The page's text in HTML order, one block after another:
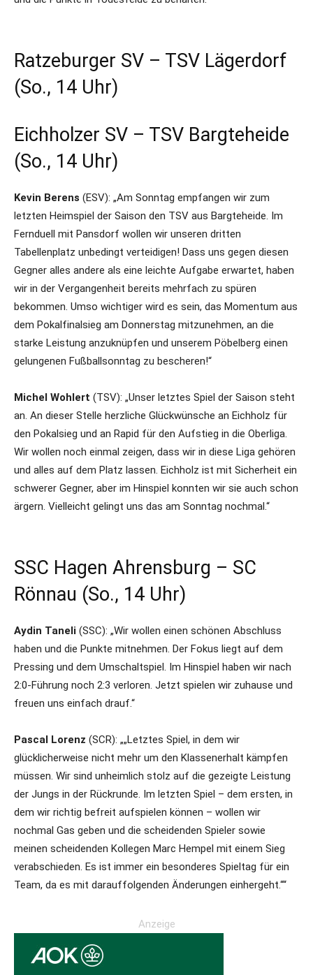
Ratzeburger SV – TSV Lägerdorf
(So., 14 Uhr)
Eichholzer SV – TSV Bargteheide
(So., 14 Uhr)
Kevin Berens (ESV): „Am Sonntag empfangen wir zum
letzten Heimspiel der Saison den TSV aus Bargteheide. Im
Fernduell mit Pansdorf wollen wir unseren dritten
Tabellenplatz unbedingt verteidigen! Dass uns gegen diesen
Gegner alles andere als eine leichte Aufgabe erwartet, haben
wir in der Vergangenheit bereits mehrfach zu spüren
bekommen. Umso wichtiger wird es sein, das Momentum aus
dem Pokalfinalsieg am Donnerstag mitzunehmen, an die
starke Leistung anzuknüpfen und unserem Pöbelberg einen
gelungenen Fußballsonntag zu bescheren!“
Michel Wohlert (TSV): „Unser letztes Spiel der Saison steht
an. An dieser Stelle herzliche Glückwünsche an Eichholz für
den Pokalsieg und an Rapid für den Aufstieg in die Oberliga.
Wir wollen noch einmal zeigen, dass wir in diese Liga gehören
und alles auf dem Platz lassen. Eichholz ist mit Sicherheit ein
schwerer Gegner, aber im Hinspiel konnten wir sie auch schon
ärgern. Vielleicht gelingt uns das am Sonntag nochmal.“
SSC Hagen Ahrensburg – SC
Rönnau (So., 14 Uhr)
Aydin Taneli (SSC): „Wir wollen einen schönen Abschluss
haben und die Punkte mitnehmen. Der Fokus liegt auf dem
Pressing und dem Umschaltspiel. Im Hinspiel haben wir nach
2:0-Führung noch 2:3 verloren. Jetzt spielen wir zuhause und
freuen uns einfach drauf.“
Pascal Lorenz (SCR): „„Letztes Spiel, in dem wir
glücklicherweise nicht mehr um den Klassenerhalt kämpfen
müssen. Wir sind unheimlich stolz auf die gezeigte Leistung
der Jungs in der Rückrunde. Im letzten Spiel – dem ersten, in
dem wir richtig befreit aufspielen können – wollen wir
nochmal Gas geben und die scheidenden Spieler sowie
meinen scheidenden Kollegen Marc Hempel mit einem Sieg
verabschieden. Es ist immer ein besonderes Spieltag für ein
Team, da es mit darauffolgenden Änderungen einhergeht.““
Anzeige